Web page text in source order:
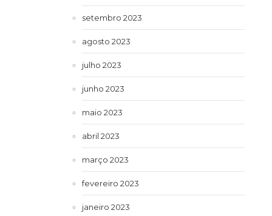
setembro 2023
agosto 2023
julho 2023
junho 2023
maio 2023
abril 2023
março 2023
fevereiro 2023
janeiro 2023